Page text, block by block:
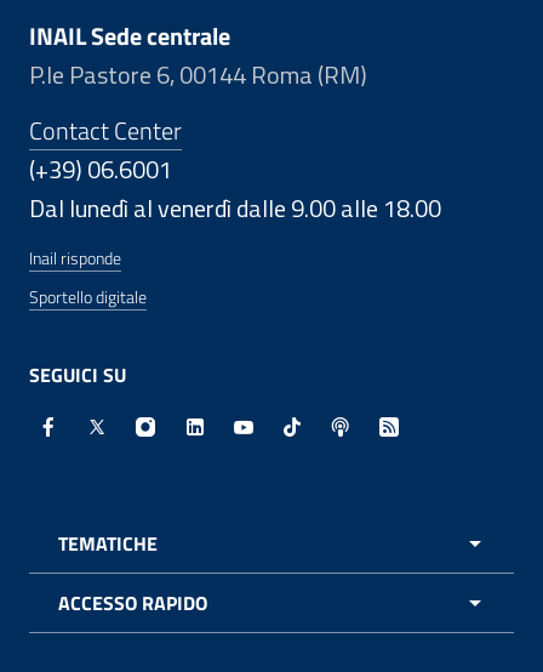
INAIL Sede centrale
P.le Pastore 6, 00144 Roma (RM)
Contact Center
(+39) 06.6001
Dal lunedì al venerdì dalle 9.00 alle 18.00
Inail risponde
Sportello digitale
SEGUICI SU
Facebook - Sito esterno - Apertura in nuova finestra
X - Sito esterno - Apertura in nuova finestra
Instagram - Sito esterno - Apertura in
Linkedin - Sito esterno - Apertura in
Youtube - Sito esterno -
TikTok - Sito esterno -
Spreaker - Sito
Feed RSS -
TEMATICHE
ACCESSO RAPIDO